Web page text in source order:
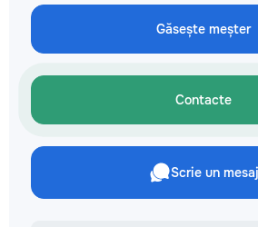
Găsește meșter
Contacte
Scrie un mesaj